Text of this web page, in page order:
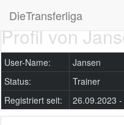
DieTransferliga
Profil von
User-Name:
Jansen
Status:
Trainer
Registriert seit:
26.09.2023